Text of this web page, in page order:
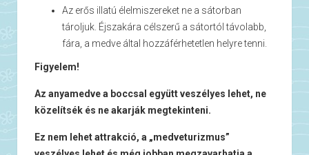
Az erős illatú élelmiszereket ne a sátorban
tároljuk. Éjszakára célszerű a sátortól távolabb,
fára, a medve által hozzáférhetetlen helyre tenni.
Figyelem!
Az anyamedve a boccsal együtt veszélyes lehet, ne
közelítsék és ne akarják megtekinteni.
Ez nem lehet attrakció, a „medveturizmus”